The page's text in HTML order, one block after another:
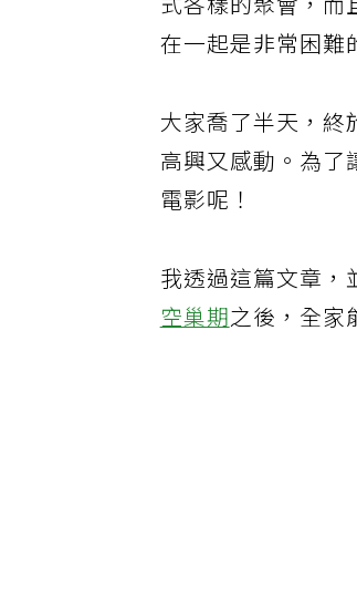
式各樣的聚會，
在一起是非常困難
大家喬了半天，終
高興又感動。為了
電影呢！
我透過這篇文章，
空巢期之後，全家